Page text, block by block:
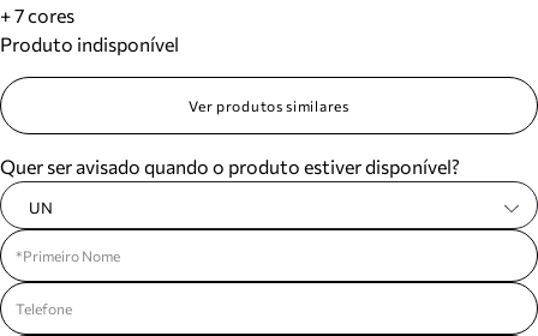
+ 7 cores
Produto indisponível
Ver produtos similares
Quer ser avisado quando o produto estiver disponível?
UN